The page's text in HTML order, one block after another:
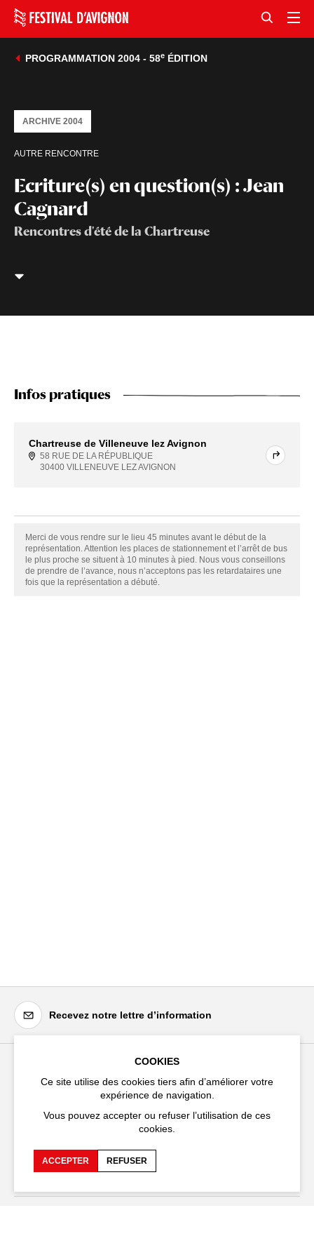
PROGRAMMATION 2004 - 58eÉDITION
Ecriture(s) en question(s) : Jean
Cagnard
Rencontres d'été de la Chartreuse
AUTRE RENCONTRE
ARCHIVE 2004
Infos pratiques
Chartreuse de Villeneuve lez Avignon
58 RUE DE LA RÉPUBLIQUE
30400 VILLENEUVE LEZ AVIGNON
Merci de vous rendre sur le lieu 45 minutes avant le début de la
représentation. Attention les places de stationnement et l’arrêt de bus
le plus proche se situent à 10 minutes à pied. Nous vous conseillons
de prendre de l’avance, nous n’acceptons pas les retardataires une
fois que la représentation a débuté.
Recevez notre lettre d’information
Festival d'Avignon
20 rue du Portail Boquier,
+33 (0)4 90 27 66 50
COOKIES
Ce site utilise des cookies tiers afin d’améliorer votre
expérience de navigation.
Vous pouvez accepter ou refuser l’utilisation de ces
cookies.
ACCEPTER REFUSER